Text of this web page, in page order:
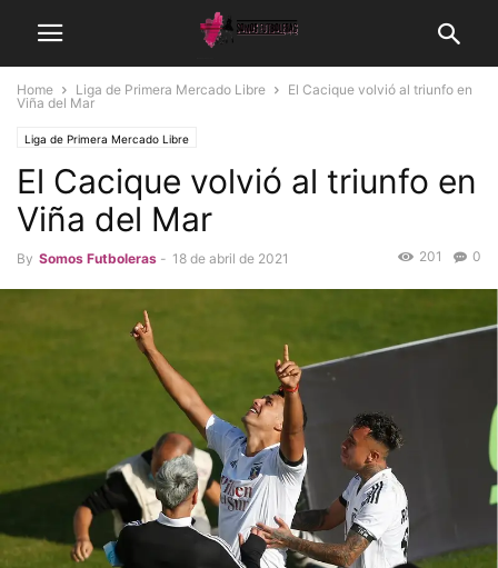
Home Liga de Primera Mercado Libre
El Cacique volvió al triunfo en
Viña del Mar
Liga de Primera Mercado Libre
El Cacique volvió al triunfo en
Viña del Mar
By Somos Futboleras - 18 de abril de 2021 0
201